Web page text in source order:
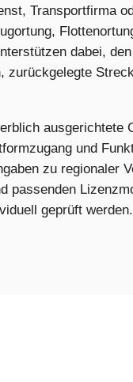
Transportfirma
dabei,
zurückgelegte
ausgerichtete
und
zu regionaler
passenden
geprüft werden.